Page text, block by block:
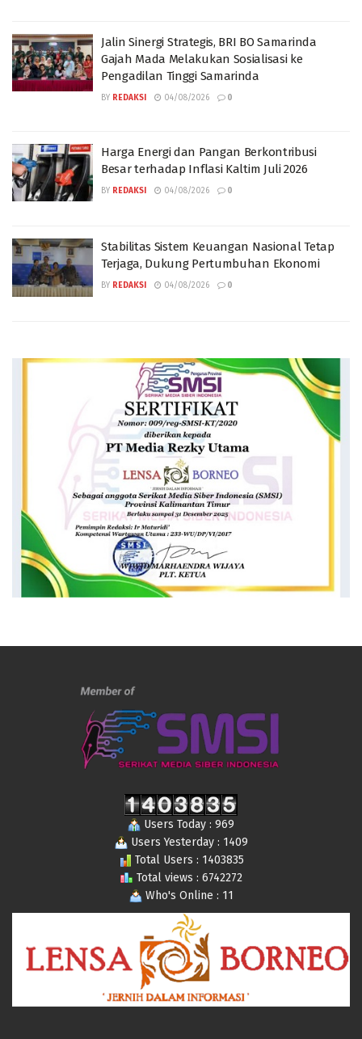
Jalin Sinergi Strategis, BRI BO Samarinda
Gajah Mada Melakukan Sosialisasi ke
Pengadilan Tinggi Samarinda
BY REDAKSI 04/08/2026 0
Harga Energi dan Pangan Berkontribusi
Besar terhadap Inflasi Kaltim Juli 2026
BY REDAKSI 04/08/2026 0
Stabilitas Sistem Keuangan Nasional Tetap
Terjaga, Dukung Pertumbuhan Ekonomi
BY REDAKSI 04/08/2026 0
Users Today : 969
Users Yesterday : 1409
Total Users : 1403835
Total views : 6742272
Who's Online : 11